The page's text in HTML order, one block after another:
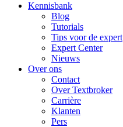
Kennisbank
Blog
Tutorials
Tips voor de expert
Expert Center
Nieuws
Over ons
Contact
Over Textbroker
Carrière
Klanten
Pers